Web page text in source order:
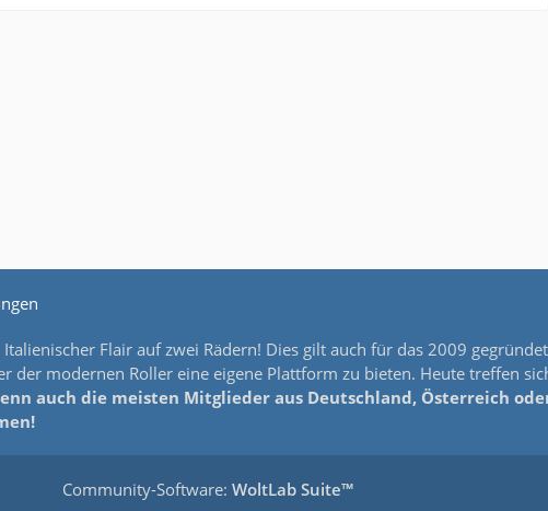
Flair auf zwei Rädern! Dies gilt auch für das 2009
der modernen Roller eine eigene Plattform zu bieten. Heute treffen
auch die meisten Mitglieder aus Deutschland, Österreich
Community-Software: WoltLab Suite™